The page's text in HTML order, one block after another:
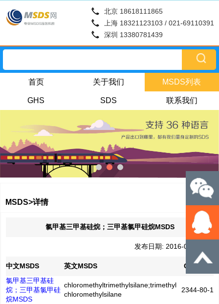
北京 18618111865
上海 18321123103 / 021-69110391
深圳 13380781439
首页 关于我们 MSDS列表
GHS SDS 联系我们
MSDS>详情
氯甲基三甲基硅烷；三甲基氯甲硅烷MSDS
发布日期: 2016-04-21
中文MSDS 英文MSDS
CAS No.
氯甲基三甲基硅
烷；三甲基氯甲硅
烷MSDS
chloromethyltrimethylsilane;trimethyl
chloromethylsilane
2344-80-1